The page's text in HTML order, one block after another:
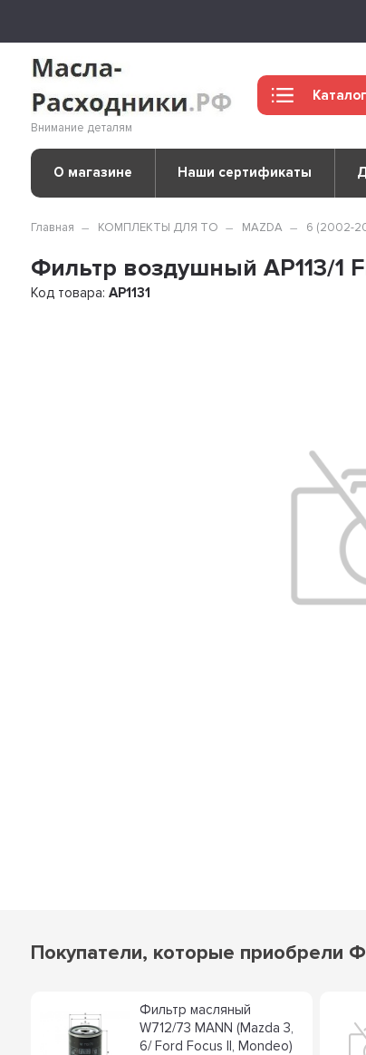
Внимание деталям
Каталог
О магазине Наши сертификаты
Главная КОМПЛЕКТЫ ДЛЯ ТО MAZDA 6 (2002-
Фильтр воздушный AP113/1
Код товара:AP1131
Покупатели, которые приобрели
Фильтр масляный
W712/73 MANN (Mazda 3,
6/ Ford Focus II, Mondeo)